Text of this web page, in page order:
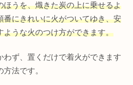
ほうを、熾きた炭の上に乗せるよ
番にきれいに火がついてゆき、安
ような火のつけ方ができます。
わず、置くだけで着火ができます
法です。